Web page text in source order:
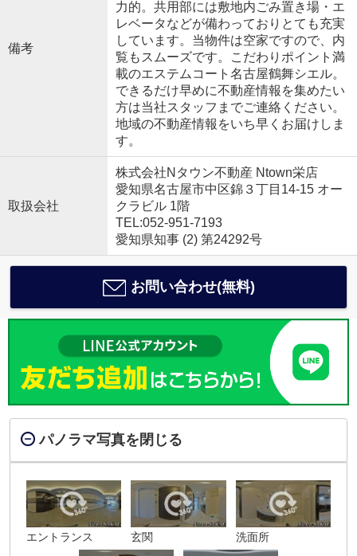
備考
力的。共用部には敷地内ごみ置き場・エ
レベータなどが備わっておりとても充実
しています。当物件は空家ですので、内
覧もスムーズです。こだわりポイント満
載のエステムコート名古屋鶴舞シエル。
できるだけ早めに不動産情報を集めたい
方は当社スタッフまでご連絡ください。
地域の不動産情報をいち早くお届けしま
す。
取扱会社
株式会社Nタウン不動産 Ntown栄店
愛知県名古屋市中区錦３丁目14-15 オー
クラビル 1階
TEL:052-951-7193
愛知県知事 (2) 第24292号
お問い合わせ(無料)
パノラマ写真を閉じる
エントランス 玄関 洗面所